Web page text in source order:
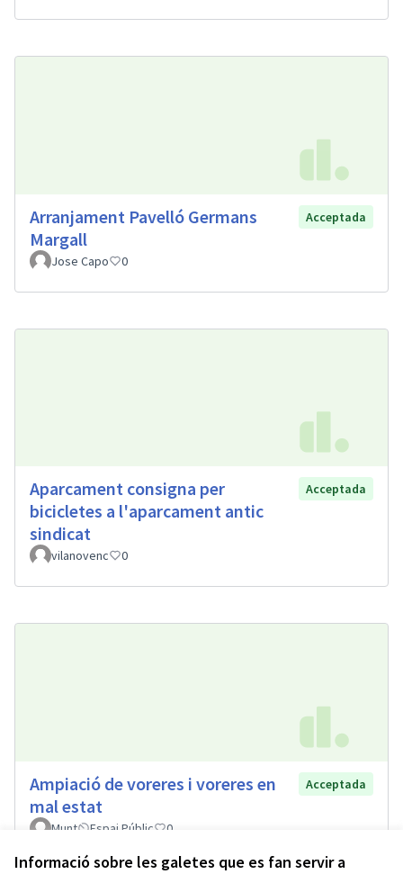
Informació sobre les galetes que es fan servir a
Arranjament Pavelló Germans
Margall
Acceptada
Jose Capo 0
Aparcament consigna per
bicicletes a l'aparcament antic
sindicat
Acceptada
vilanovenc 0
Ampiació de voreres i voreres en
mal estat
Acceptada
Munt Espai Públic 0